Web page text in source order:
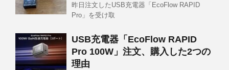
昨日注文したUSB充電器「EcoFlow RAPID
Pro」を受け取
USB充電器「EcoFlow RAPID
Pro 100W」注文、購入した2つの
理由